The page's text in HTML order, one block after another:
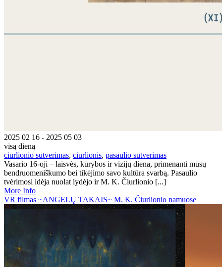
2025 02 16 - 2025 05 03
visą dieną
ciurlionio sutverimas, ciurlionis, pasaulio sutverimas
Vasario 16-oji – laisvės, kūrybos ir vizijų diena, primenanti mūsų
bendruomeniškumo bei tikėjimo savo kultūra svarbą. Pasaulio
tvėrimosi idėja nuolat lydėjo ir M. K. Čiurlionio [...]
More Info
VR filmas ~ANGELŲ TAKAIS~ M. K. Čiurlionio namuose